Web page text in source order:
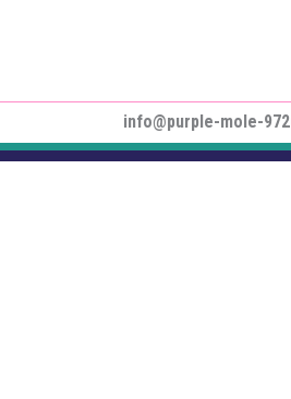
info@purple-mole-